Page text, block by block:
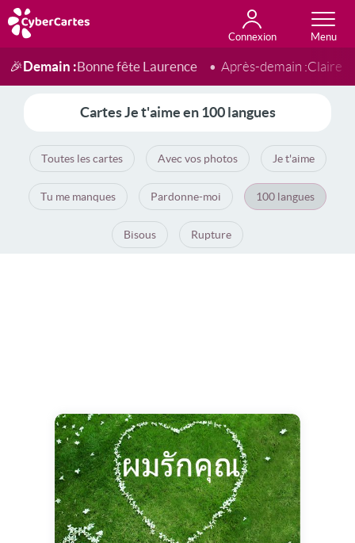
Connexion
Anniversaire
Fête du jour
Amour
Amitié
Merci
Toutes les cartes
🎉Demain :Bonne fête Laurence Après-demain :Claire
Cartes Je t'aime en 100 langues
Toutes les cartes Avec vos photos Je t'aime
Tu me manques Pardonne-moi 100 langues
Bisous Rupture